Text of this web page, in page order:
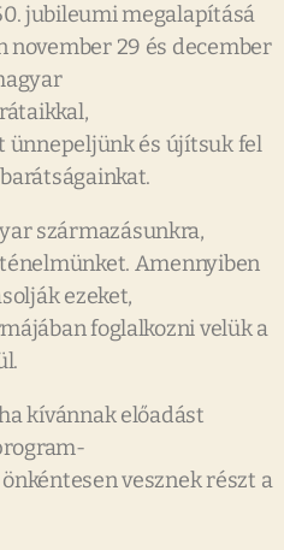
jubileumi megalapításá
november 29 és december
ünnepeljünk és újítsuk fel
származásunkra,
Amennyiben
ezeket,
foglalkozni velük a
kívánnak előadást
vesznek részt a